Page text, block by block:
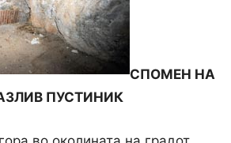
СПОМЕН НА
ПУСТИНИК